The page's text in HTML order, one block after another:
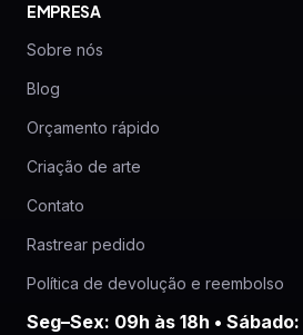
EMPRESA
Sobre nós
Blog
Orçamento rápido
Criação de arte
Contato
Rastrear pedido
Política de devolução e reembolso
Seg–Sex: 09h às 18h •